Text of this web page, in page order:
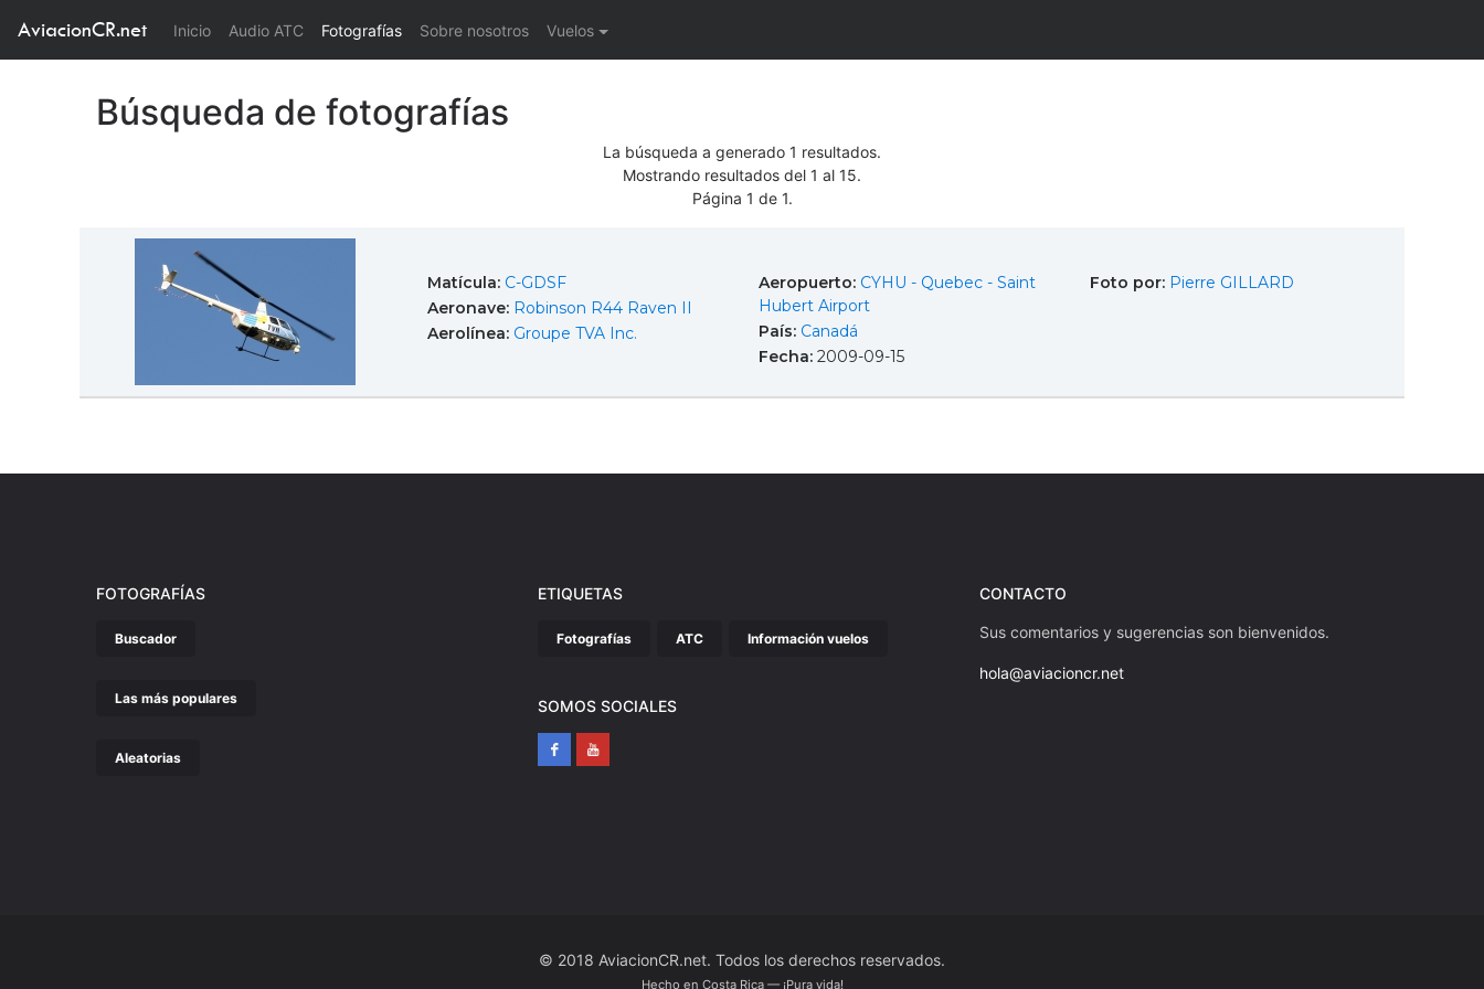
AviacionCR.net Inicio(current)
Audio ATC Fotografías Sobre nosotros Vuelos
Búsqueda de fotografías
La búsqueda a generado 1 resultados.
Mostrando resultados del 1 al 15.
Página 1 de 1.
Matícula: C-GDSF
Aeronave: Robinson R44 Raven II
Aerolínea: Groupe TVA Inc.
Aeropuerto: CYHU - Quebec - Saint
Hubert Airport
País: Canadá
Fecha: 2009-09-15
Foto por: Pierre GILLARD
FOTOGRAFÍAS
Buscador
Las más populares
Aleatorias
ETIQUETAS
Fotografías ATC Información vuelos
SOMOS SOCIALES
CONTACTO
Sus comentarios y sugerencias son bienvenidos.
hola@aviacioncr.net
© 2018 AviacionCR.net. Todos los derechos reservados.
Hecho en Costa Rica — ¡Pura vida!